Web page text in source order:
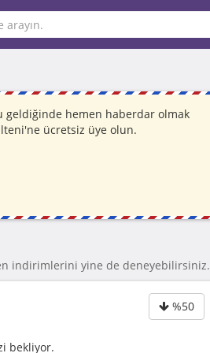
geldiğinde hemen haberdar olmak
ücretsiz üye olun.
indirimlerini yine de deneyebilirsiniz.
%50
bekliyor.